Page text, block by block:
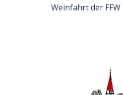
Weinfahrt der